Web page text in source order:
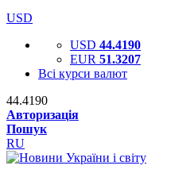
USD
USD 44.4190
EUR 51.3207
Всі курси валют
44.4190
Авторизація
Пошук
RU